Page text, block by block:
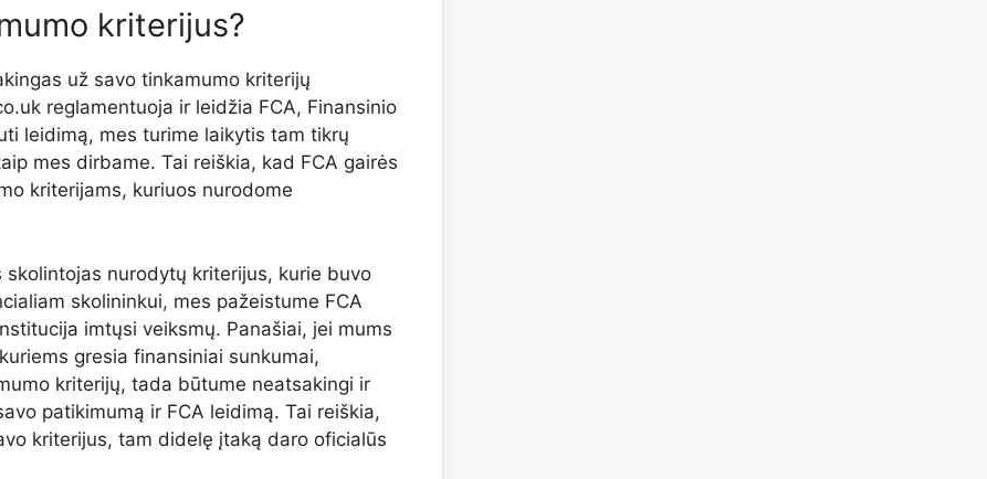
kriterijus?
už savo tinkamumo kriterijų
reglamentuoja ir leidžia FCA, Finansinio
leidimą, mes turime laikytis tam tikrų
mes dirbame. Tai reiškia, kad FCA gairės
kriterijams, kuriuos nurodome
nurodytų kriterijus, kurie buvo
skolininkui, mes pažeistume FCA
imtųsi veiksmų. Panašiai, jei mums
gresia finansiniai sunkumai,
kriterijų, tada būtume neatsakingi ir
patikimumą ir FCA leidimą. Tai reiškia,
kriterijus, tam didelę įtaką daro oficialūs